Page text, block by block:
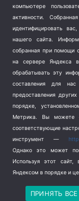
Туризм (178)
Флот (76)
Школа и спорт (2)
Экология (8)
Экономика (1172)
Copyright © 2026
компьютере
активности.
идентифицировать
нашего сайта.
собранная при помощи
на сервере Яндекса
обрабатывать эту
составления для
предоставления
порядке,
Метрика.
Вы можете
соответствующие
инструмент —
Однако это может
Используя этот
Яндексом в порядке и
ПРИНЯТЬ ВСЕ